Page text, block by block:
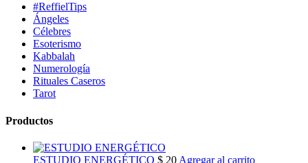
#ReffielTips
Ángeles
Célebres
Esoterismo
Kabbalah
Numerología
Rituales Caseros
Tarot
Productos
ESTUDIO ENERGÉTICO $ 20 Agregar al carrito